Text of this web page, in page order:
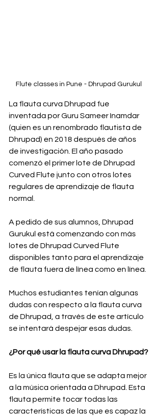
Flute classes in Pune - Dhrupad Gurukul
La flauta curva Dhrupad fue
inventada por Guru Sameer Inamdar
(quien es un renombrado flautista de
Dhrupad) en 2018 después de años
de investigación. El año pasado
comenzó el primer lote de Dhrupad
Curved Flute junto con otros lotes
regulares de aprendizaje de flauta
normal.
A pedido de sus alumnos, Dhrupad
Gurukul está comenzando con más
lotes de Dhrupad Curved Flute
disponibles tanto para el aprendizaje
de flauta fuera de línea como en línea.
Muchos estudiantes tenían algunas
dudas con respecto a la flauta curva
de Dhrupad, a través de este artículo
se intentará despejar esas dudas.
¿Por qué usar la flauta curva Dhrupad?
Es la única flauta que se adapta mejor
a la música orientada a Dhrupad. Esta
flauta permite tocar todas las
características de las que es capaz la